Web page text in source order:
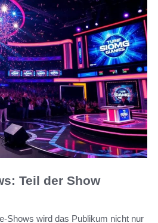
Teil der Show
Shows wird das Publikum nicht nur